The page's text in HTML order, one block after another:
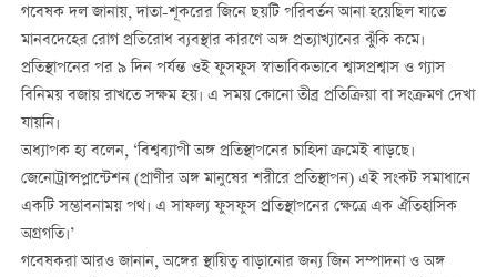
গবেষক দল জানায়, দাতা-শূকরের জিনে ছয়টি পরিবর্তন আনা হয়েছিল যাতে
মানবদেহের রোগ প্রতিরোধ ব্যবস্থার কারণে অঙ্গ প্রত্যাখ্যানের ঝুঁকি কমে।
প্রতিস্থাপনের পর ৯ দিন পর্যন্ত ওই ফুসফুস স্বাভাবিকভাবে শ্বাসপ্রশ্বাস ও গ্যাস
বিনিময় বজায় রাখতে সক্ষম হয়। এ সময় কোনো তীব্র প্রতিক্রিয়া বা সংক্রমণ দেখা
যায়নি।
অধ্যাপক হ্য বলেন, ‘বিশ্বব্যাপী অঙ্গ প্রতিস্থাপনের চাহিদা ক্রমেই বাড়ছে।
জেনোট্রান্সপ্লান্টেশন (প্রাণীর অঙ্গ মানুষের শরীরে প্রতিস্থাপন) এই সংকট সমাধানে
একটি সম্ভাবনাময় পথ। এ সাফল্য ফুসফুস প্রতিস্থাপনের ক্ষেত্রে এক ঐতিহাসিক
অগ্রগতি।’
গবেষকরা আরও জানান, অঙ্গের স্থায়িত্ব বাড়ানোর জন্য জিন সম্পাদনা ও অঙ্গ